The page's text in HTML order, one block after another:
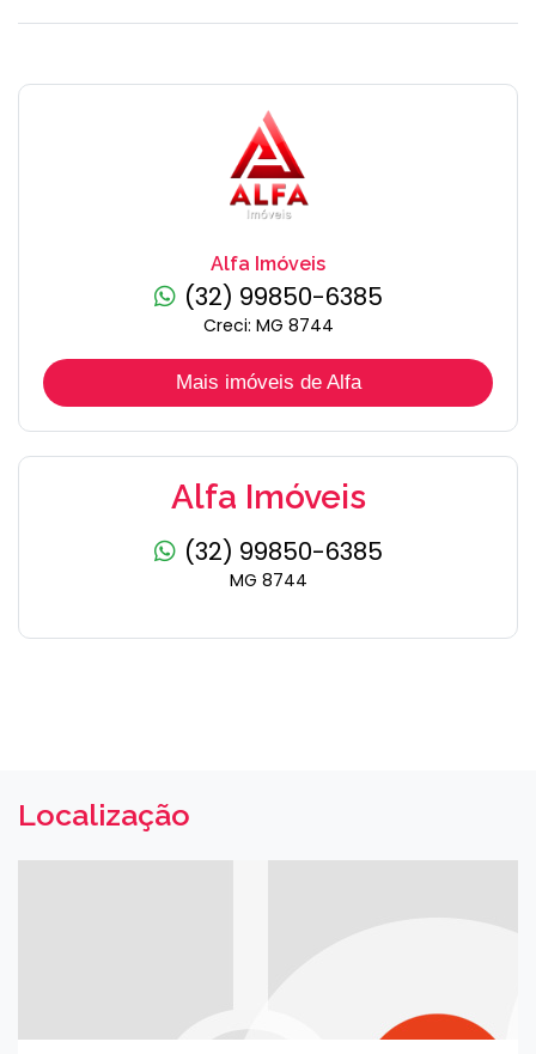
Alfa Imóveis
(32) 99850-6385
Creci: MG 8744
Mais imóveis de Alfa
Alfa Imóveis
(32) 99850-6385
MG 8744
Localização